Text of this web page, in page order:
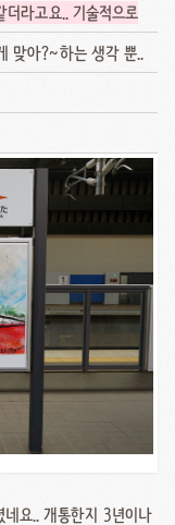
라고요.. 기술적으로
맞아?~하는 생각 뿐..
요.. 개통한지 3년이나